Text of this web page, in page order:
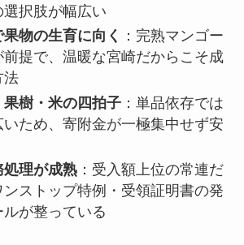
択肢が幅広い
物の生育に向く
：完熟マンゴー
提で、温暖な宮崎だからこそ成
法
樹・米の四拍子：単品依存では
ため、寄附金が一極集中せず安
処理が成熟：受入額上位の常連だ
ストップ特例・受領証明書の発
が整っている